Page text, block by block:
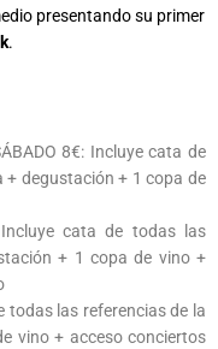
presentando su primer
.
8€: Incluye cata de
degustación + 1 copa de
Incluye cata de todas las
+ 1 copa de vino +
todas las referencias de la
vino + acceso conciertos